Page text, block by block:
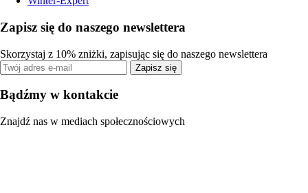
Zapisz się do naszego newslettera
Skorzystaj z 10% zniżki, zapisując się do naszego newslettera
Zapisz się
Bądźmy w kontakcie
Znajdź nas w mediach społecznościowych